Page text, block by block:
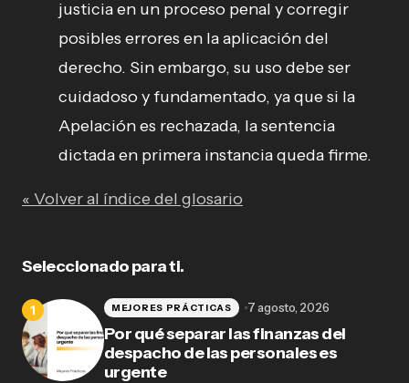
justicia en un proceso penal y corregir
posibles errores en la aplicación del
derecho. Sin embargo, su uso debe ser
cuidadoso y fundamentado, ya que si la
Apelación es rechazada, la sentencia
dictada en primera instancia queda firme.
« Volver al índice del glosario
Seleccionado para ti.
Por qué separar las finanzas del
despacho de las personales es
urgente
MEJORES PRÁCTICAS 7 agosto, 2026